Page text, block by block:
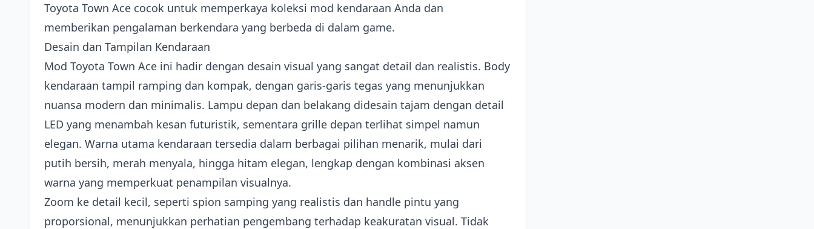
Toyota Town Ace cocok untuk memperkaya koleksi mod kendaraan Anda dan
memberikan pengalaman berkendara yang berbeda di dalam game.
Desain dan Tampilan Kendaraan
Mod Toyota Town Ace ini hadir dengan desain visual yang sangat detail dan realistis. Body
kendaraan tampil ramping dan kompak, dengan garis-garis tegas yang menunjukkan
nuansa modern dan minimalis. Lampu depan dan belakang didesain tajam dengan detail
LED yang menambah kesan futuristik, sementara grille depan terlihat simpel namun
elegan. Warna utama kendaraan tersedia dalam berbagai pilihan menarik, mulai dari
putih bersih, merah menyala, hingga hitam elegan, lengkap dengan kombinasi aksen
warna yang memperkuat penampilan visualnya.
Zoom ke detail kecil, seperti spion samping yang realistis dan handle pintu yang
proporsional, menunjukkan perhatian pengembang terhadap keakuratan visual. Tidak